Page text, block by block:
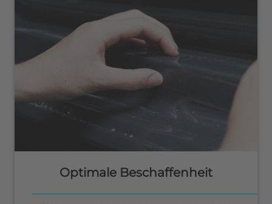
Optimale Beschaffenheit